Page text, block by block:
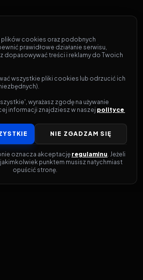
plików cookies oraz podobnych
prawidłowe działanie serwisu,
dopasowywać treści i reklamy do Twoich
wszystkie pliki cookies lub odrzucić ich
wyrażasz zgodę na używanie
informacji znajdziesz w naszej polityce
NIE ZGADZAM SIĘ
oznacza akceptację regulaminu. Jeżeli
punktem musisz natychmiast
opuścić stronę.